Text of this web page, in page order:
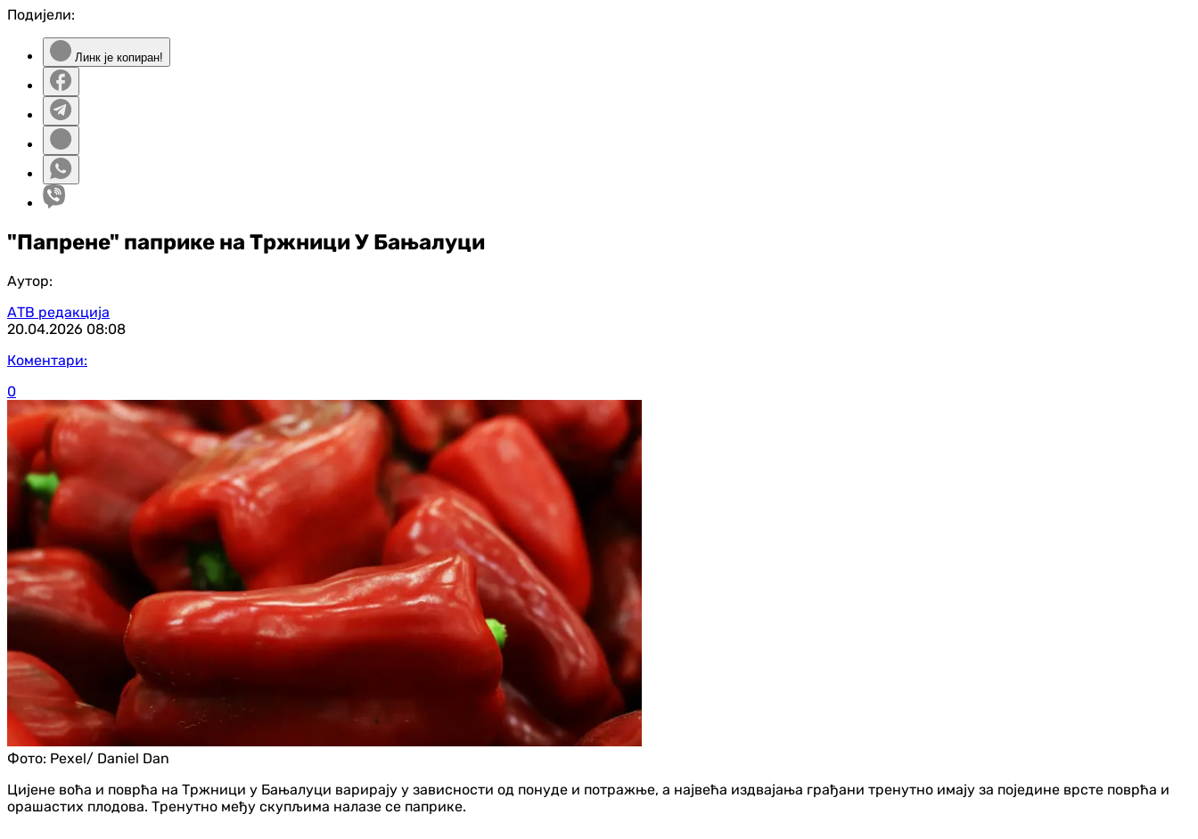
Подијели:
Линк је копиран!
"Папрене" паприке на Тржници У Бањалуци
Аутор:
АТВ редакција
20.04.2026 08:08
Коментари:
0
Фото: Pexel/ Daniel Dan
Цијене воћа и поврћа на Тржници у Бањалуци варирају у зависности од понуде и потражње, а највећа издвајања грађани тренутно имају за поједине врсте поврћа и
орашастих плодова. Тренутно међу скупљима налазе се паприке.